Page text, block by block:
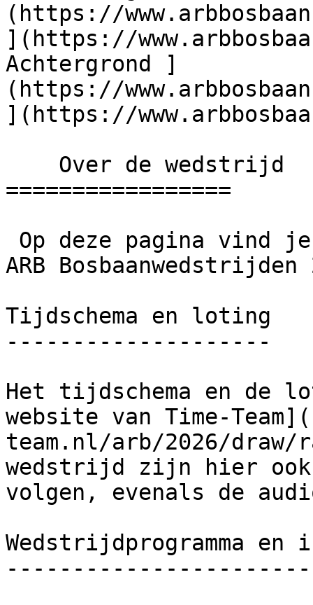
(https://
](https://
Achtergrond ]
(https://
](https://
=================
ARB Bosbaanwedstrijden
Tijdschema en loting
--------------------
Het tijdschema en de
website van Time-
team.nl/arb/2026/
wedstrijd zijn hier
volgen, evenals de
Wedstrijdprogramma